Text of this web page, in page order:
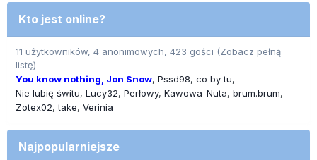
Kto jest online?
11 użytkowników, 4 anonimowych, 423 gości (Zobacz pełną
listę)
You know nothing, Jon Snow Pssd98 co by tu
Nie lubię świtu Lucy32 Perłowy Kawowa_Nuta brum.brum
Zotex02 take Verinia
Najpopularniejsze